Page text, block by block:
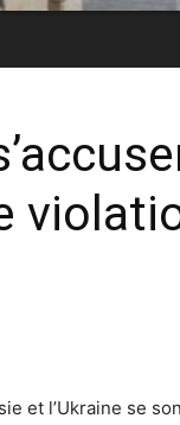
et l’Ukraine se